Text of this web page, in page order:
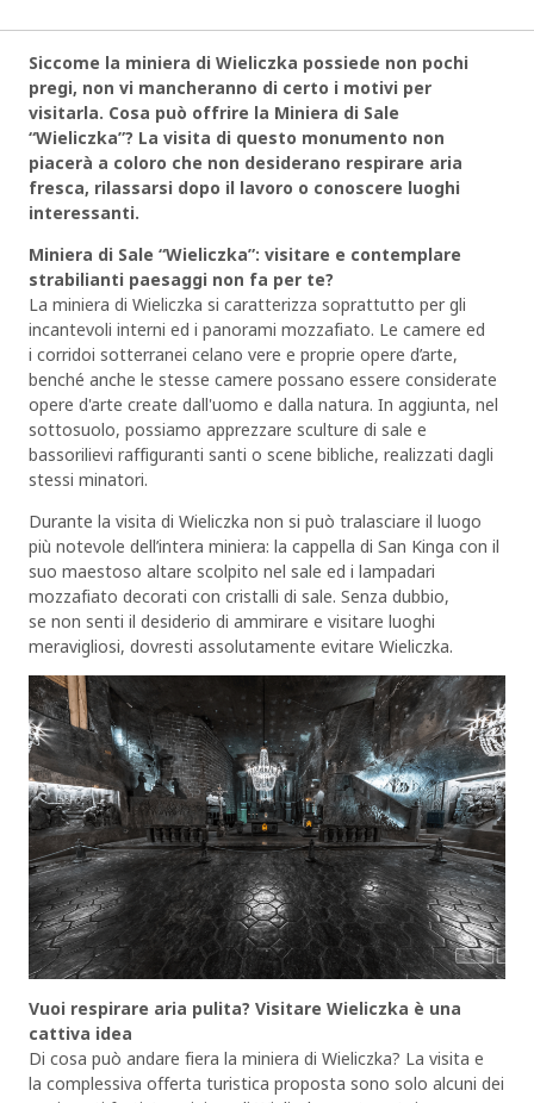
Siccome la miniera di Wieliczka possiede non pochi
pregi, non vi mancheranno di certo i motivi per
visitarla. Cosa può offrire la Miniera di Sale
“Wieliczka”? La visita di questo monumento non
piacerà a coloro che non desiderano respirare aria
fresca, rilassarsi dopo il lavoro o conoscere luoghi
interessanti.
Miniera di Sale “Wieliczka”: visitare e contemplare
strabilianti paesaggi non fa per te?
La miniera di Wieliczka si caratterizza soprattutto per gli
incantevoli interni ed i panorami mozzafiato. Le camere ed
i corridoi sotterranei celano vere e proprie opere d’arte,
benché anche le stesse camere possano essere considerate
opere d'arte create dall'uomo e dalla natura. In aggiunta, nel
sottosuolo, possiamo apprezzare sculture di sale e
bassorilievi raffiguranti santi o scene bibliche, realizzati dagli
stessi minatori.
Durante la visita di Wieliczka non si può tralasciare il luogo
più notevole dell’intera miniera: la cappella di San Kinga con il
suo maestoso altare scolpito nel sale ed i lampadari
mozzafiato decorati con cristalli di sale. Senza dubbio,
se non senti il desiderio di ammirare e visitare luoghi
meravigliosi, dovresti assolutamente evitare Wieliczka.
Vuoi respirare aria pulita? Visitare Wieliczka è una
cattiva idea
Di cosa può andare fiera la miniera di Wieliczka? La visita e
la complessiva offerta turistica proposta sono solo alcuni dei